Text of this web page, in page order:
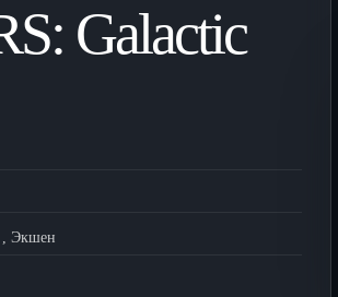
Galactic
,Экшен